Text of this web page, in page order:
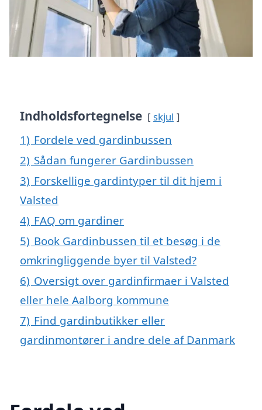
Indholdsfortegnelse skjul
1) Fordele ved gardinbussen
2) Sådan fungerer Gardinbussen
3) Forskellige gardintyper til dit hjem i
Valsted
4) FAQ om gardiner
5) Book Gardinbussen til et besøg i de
omkringliggende byer til Valsted?
6) Oversigt over gardinfirmaer i Valsted
eller hele Aalborg kommune
7) Find gardinbutikker eller
gardinmontører i andre dele af Danmark